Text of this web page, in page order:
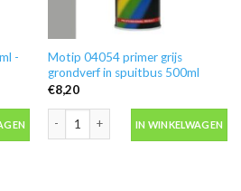
-
Motip 04054 primer grijs
grondverf in spuitbus 500ml
€8,20
IN WINKELWAGEN